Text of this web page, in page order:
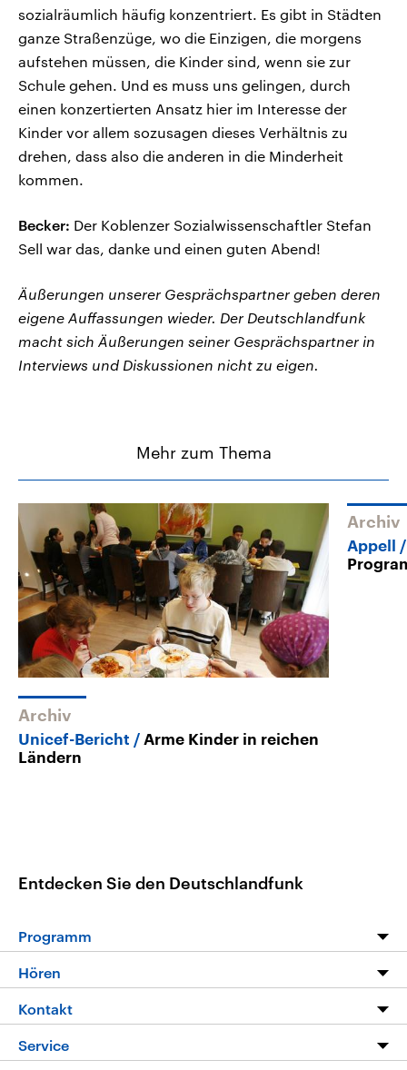
sozialräumlich häufig konzentriert. Es gibt in Städten
ganze Straßenzüge, wo die Einzigen, die morgens
aufstehen müssen, die Kinder sind, wenn sie zur
Schule gehen. Und es muss uns gelingen, durch
einen konzertierten Ansatz hier im Interesse der
Kinder vor allem sozusagen dieses Verhältnis zu
drehen, dass also die anderen in die Minderheit
kommen.
Becker: Der Koblenzer Sozialwissenschaftler Stefan
Sell war das, danke und einen guten Abend!
Äußerungen unserer Gesprächspartner geben deren
eigene Auffassungen wieder. Der Deutschlandfunk
macht sich Äußerungen seiner Gesprächspartner in
Interviews und Diskussionen nicht zu eigen.
Mehr zum Thema
Archiv
Unicef-Bericht
Arme Kinder in reichen
Ländern
Archiv
Appell
Entdecken Sie den Deutschlandfunk
Programm
Die Nachrichten
Nachrichtenleicht
Hören
Livestream
Podcasts
Kontakt
Service